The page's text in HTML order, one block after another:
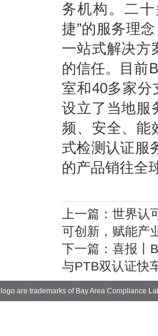
务机构。二
捷”的服务理
一站式解决方
的信任。目前
室和40多家分
设立了当地服
频、安全、能
式检测认证服
的产品销往全
上一篇： 世界认
可创新，赋能产
下一篇： 喜报丨
与PTB双认证快
logo are trademarks of Bay Area